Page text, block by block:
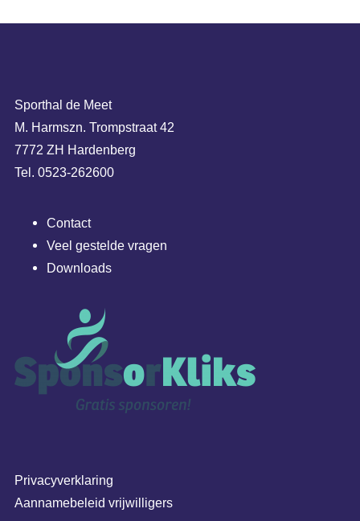
Sporthal de Meet
M. Harmszn. Trompstraat 42
7772 ZH Hardenberg
Tel. 0523-262600
Contact
Veel gestelde vragen
Downloads
Privacyverklaring
Aannamebeleid vrijwilligers